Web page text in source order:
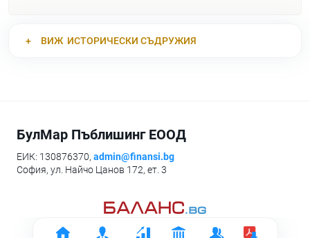
ВИЖ ИСТОРИЧЕСКИ СЪДРУЖИЯ
БулМар Пъблишинг ЕООД
ЕИК: 130876370, admin@finansi.bg
София, ул. Найчо Цанов 172, ет. 3